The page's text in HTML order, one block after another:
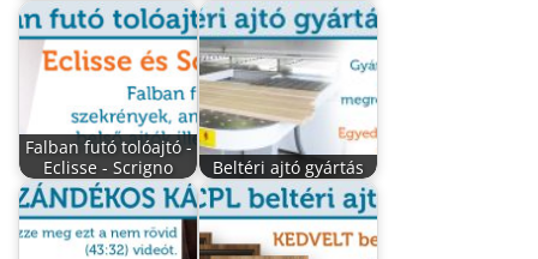
Falban futó tolóajtó -
Eclisse - Scrigno
Beltéri ajtó gyártás